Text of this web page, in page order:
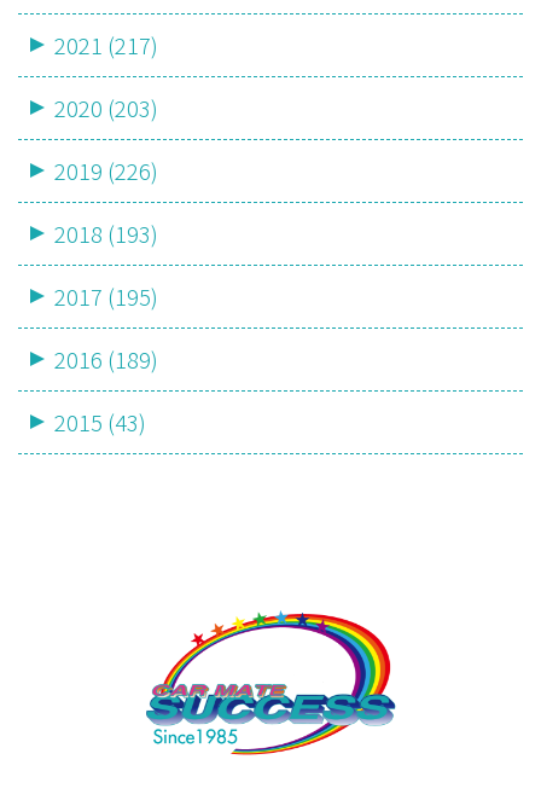
2021 (217)
2020 (203)
2019 (226)
2018 (193)
2017 (195)
2016 (189)
2015 (43)